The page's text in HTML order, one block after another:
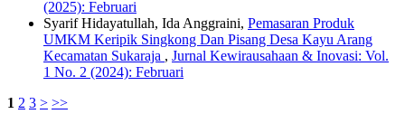
(2025): Februari
Syarif Hidayatullah, Ida Anggraini, Pemasaran Produk
UMKM Keripik Singkong Dan Pisang Desa Kayu Arang
Kecamatan Sukaraja , Jurnal Kewirausahaan & Inovasi: Vol.
1 No. 2 (2024): Februari
1 2 3 > >>